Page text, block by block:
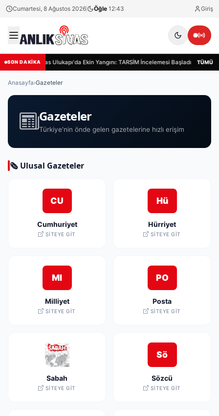
Cumartesi, 8 Ağustos 2026 Öğle 12:43 Giriş
SON DAKİKASivas Ulukapı'da Ekin Yangını: TARSİM İncelemesi Başladı TÜMÜ
Anasayfa›Gazeteler
Gazeteler
Türkiye'nin önde gelen gazetelerine hızlı erişim
🗞 Ulusal Gazeteler
CU
Cumhuriyet
SITEYE GIT
Hü
Hürriyet
SITEYE GIT
MI
Milliyet
SITEYE GIT
PO
Posta
SITEYE GIT
Sabah
SITEYE GIT
Sö
Sözcü
SITEYE GIT